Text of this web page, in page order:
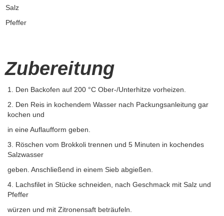
Salz
Pfeffer
Zubereitung
1. Den Backofen auf 200 °C Ober-/Unterhitze vorheizen.
2. Den Reis in kochendem Wasser nach Packungsanleitung gar
kochen und
in eine Auflaufform geben.
3. Röschen vom Brokkoli trennen und 5 Minuten in kochendes
Salzwasser
geben. Anschließend in einem Sieb abgießen.
4. Lachsfilet in Stücke schneiden, nach Geschmack mit Salz und
Pfeffer
würzen und mit Zitronensaft beträufeln.